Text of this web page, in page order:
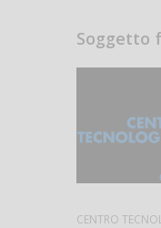
Soggetto
CENTRO